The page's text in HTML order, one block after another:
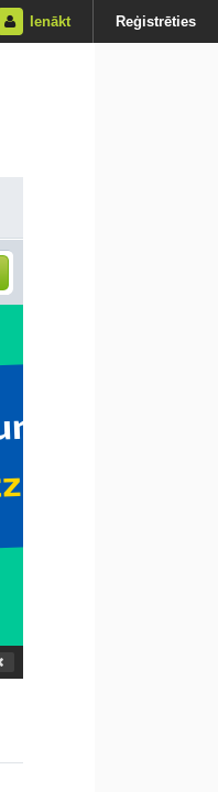
Ienākt Reģistrēties